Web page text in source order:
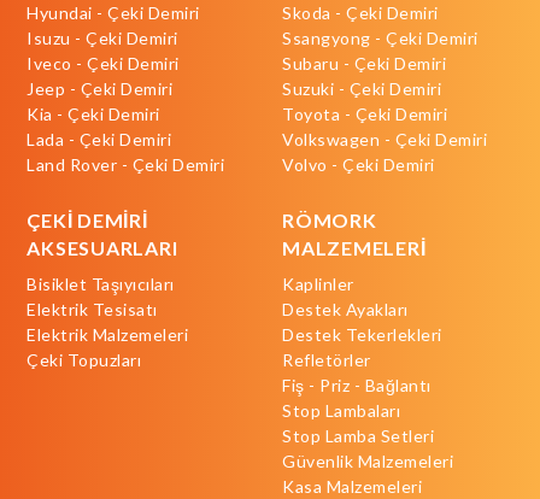
Hyundai - Çeki Demiri
Isuzu - Çeki Demiri
Iveco - Çeki Demiri
Jeep - Çeki Demiri
Kia - Çeki Demiri
Lada - Çeki Demiri
Land Rover - Çeki Demiri
Skoda - Çeki Demiri
Ssangyong - Çeki Demiri
Subaru - Çeki Demiri
Suzuki - Çeki Demiri
Toyota - Çeki Demiri
Volkswagen - Çeki Demiri
Volvo - Çeki Demiri
ÇEKİ DEMİRİ
AKSESUARLARI
Bisiklet Taşıyıcıları
Elektrik Tesisatı
Elektrik Malzemeleri
Çeki Topuzları
RÖMORK
MALZEMELERİ
Kaplinler
Destek Ayakları
Destek Tekerlekleri
Refletörler
Fiş - Priz - Bağlantı
Stop Lambaları
Stop Lamba Setleri
Güvenlik Malzemeleri
Kasa Malzemeleri